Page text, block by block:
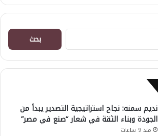
البحث
عن:
نديم سمنه: نجاح استراتيجية التصدير يبدأ من
الجودة وبناء الثقة في شعار “صنع في مصر”
منذ 9 ساعات